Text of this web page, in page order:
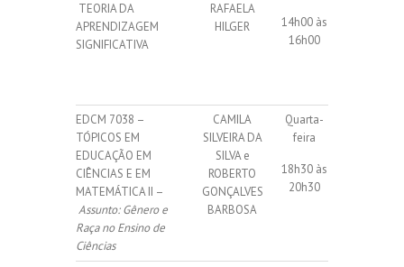
TEORIA DA
APRENDIZAGEM
SIGNIFICATIVA
RAFAELA
HILGER
14h00 às
16h00
EDCM 7038 –
TÓPICOS EM
EDUCAÇÃO EM
CIÊNCIAS E EM
MATEMÁTICA II –
Assunto: Gênero e
Raça no Ensino de
Ciências
CAMILA
SILVEIRA DA
SILVA e
ROBERTO
GONÇALVES
BARBOSA
Quarta-
feira
18h30 às
20h30